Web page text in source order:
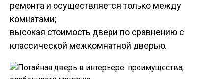
ремонта и осуществляется только между
комнатами;
высокая стоимость двери по сравнению с
классической межкомнатной дверью.